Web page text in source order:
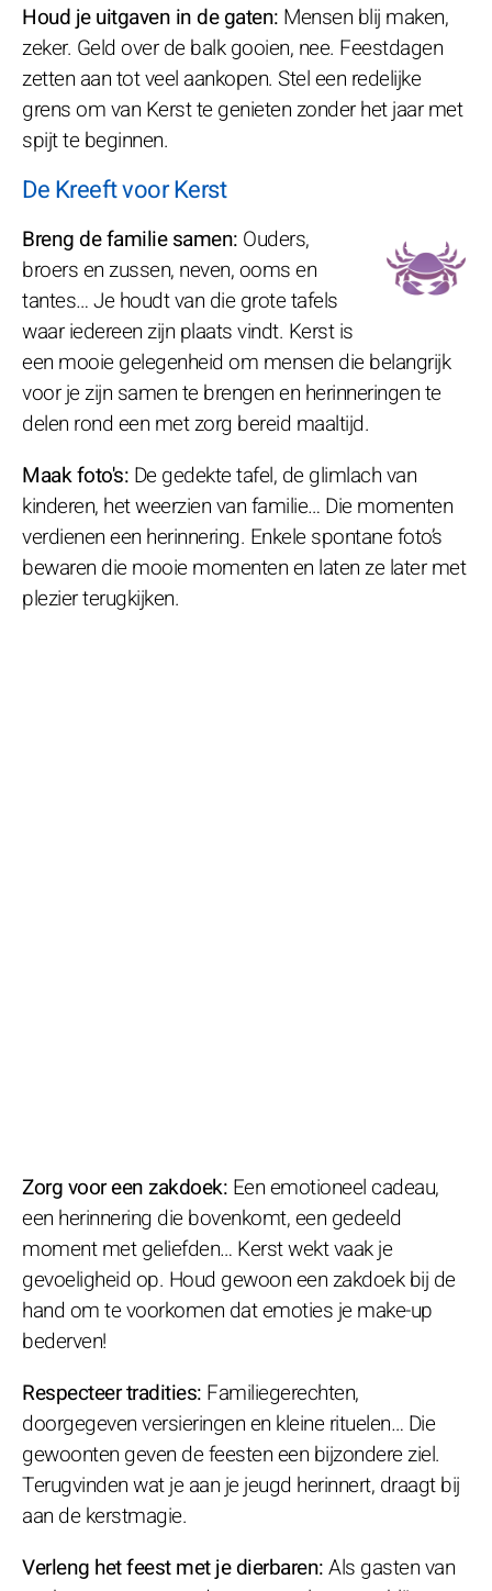
Houd je uitgaven in de gaten: Mensen blij maken,
zeker. Geld over de balk gooien, nee. Feestdagen
zetten aan tot veel aankopen. Stel een redelijke
grens om van Kerst te genieten zonder het jaar met
spijt te beginnen.
De Kreeft voor Kerst
Breng de familie samen: Ouders,
broers en zussen, neven, ooms en
tantes… Je houdt van die grote tafels
waar iedereen zijn plaats vindt. Kerst is
een mooie gelegenheid om mensen die belangrijk
voor je zijn samen te brengen en herinneringen te
delen rond een met zorg bereid maaltijd.
Maak foto's: De gedekte tafel, de glimlach van
kinderen, het weerzien van familie… Die momenten
verdienen een herinnering. Enkele spontane foto’s
bewaren die mooie momenten en laten ze later met
plezier terugkijken.
Zorg voor een zakdoek: Een emotioneel cadeau,
een herinnering die bovenkomt, een gedeeld
moment met geliefden… Kerst wekt vaak je
gevoeligheid op. Houd gewoon een zakdoek bij de
hand om te voorkomen dat emoties je make-up
bederven!
Respecteer tradities: Familiegerechten,
doorgegeven versieringen en kleine rituelen… Die
gewoonten geven de feesten een bijzondere ziel.
Terugvinden wat je aan je jeugd herinnert, draagt bij
aan de kerstmagie.
Verleng het feest met je dierbaren:Als gasten van